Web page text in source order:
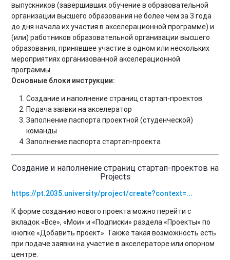
выпускников (завершивших обучение в образовательной
организации высшего образования не более чем за 3 года
до дня начала их участия в акселерационной программе) и
(или) работников образовательной организации высшего
образования, принявшее участие в одном или нескольких
мероприятиях организованной акселерационной
программы.
Основные блоки инструкции:
Создание и наполнение страниц стартап-проектов
Подача заявки на акселератор
Заполнение паспорта проектной (студенческой)
команды
Заполнение паспорта стартап-проекта
Создание и наполнение страниц стартап-проектов на
Projects
https://pt.2035.university/project/create?context=...
К форме созданию нового проекта можно перейти с
вкладок «Все», «Мои» и «Подписки» раздела «Проекты» по
кнопке «Добавить проект». Также такая возможность есть
при подаче заявки на участие в акселераторе или опорном
центре.